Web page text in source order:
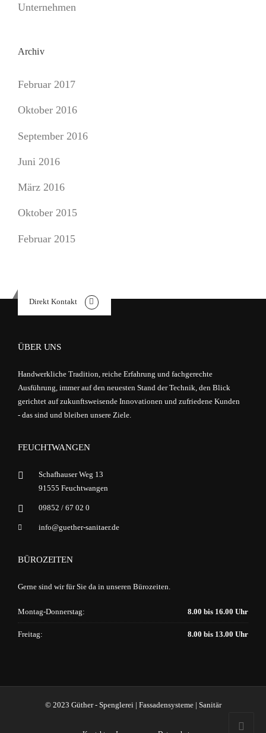
Unternehmen
Archiv
Februar 2017
Oktober 2016
September 2016
Juni 2016
März 2016
Oktober 2015
Februar 2015
Direkt Kontakt
ÜBER UNS
Handwerkliche Tradition, reiche Erfahrung und fachgerechte
Ausführung, immer auf den neuesten Stand der Technik, den Blick
gerichtet auf zukunftsweisende Innovationen und zufriedene Kunden
- das sind und bleiben unsere Ziele.
FEUCHTWANGEN
Schafhauser Weg 13
91555 Feuchtwangen
09852 / 67 02 0
info@guether-sanitaer.de
BÜROZEITEN
Gerne sind wir für Sie da in unseren Bürozeiten.
Montag-Donnerstag: 8.00 bis 16.00 Uhr
Freitag: 8.00 bis 13.00 Uhr
© 2023 Güther - Spenglerei | Fassadensysteme | Sanitär